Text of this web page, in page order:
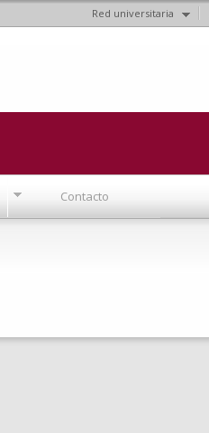
Red universitaria
Contacto